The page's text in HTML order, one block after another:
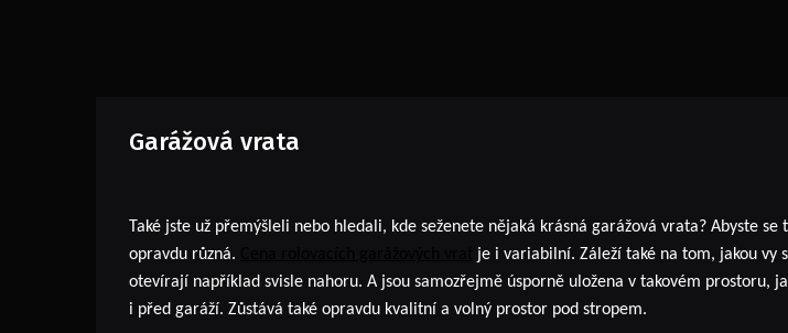
Garážová vrata
Také jste už přemýšleli nebo hledali, kde seženete nějaká krásná garážová vrata? Abyste
opravdu různá.
je i variabilní. Záleží také na tom, jakou vy
otevírají například svisle nahoru. A jsou samozřejmě úsporně uložena v takovém prostoru,
i před garáží. Zůstává také opravdu kvalitní a volný prostor pod stropem.